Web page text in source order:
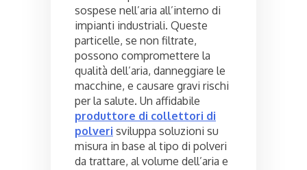
sospese nell’aria all’interno di
impianti industriali. Queste
particelle, se non filtrate,
possono compromettere la
qualità dell’aria, danneggiare le
macchine, e causare gravi rischi
per la salute. Un affidabile
produttore di collettori di
polveri sviluppa soluzioni su
misura in base al tipo di polveri
da trattare, al volume dell’aria e